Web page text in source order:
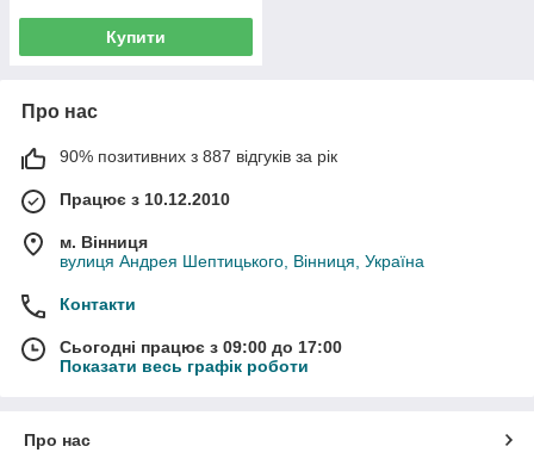
Купити
Про нас
90% позитивних з 887 відгуків за рік
Працює з 10.12.2010
м. Вінниця
вулиця Андрея Шептицького, Вінниця, Україна
Контакти
Сьогодні працює з 09:00 до 17:00
Показати весь графік роботи
Про нас